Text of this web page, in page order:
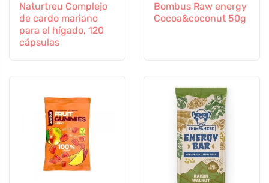
Naturtreu Complejo
de cardo mariano
para el hígado, 120
cápsulas
Bombus Raw energy
Cocoa&coconut 50g